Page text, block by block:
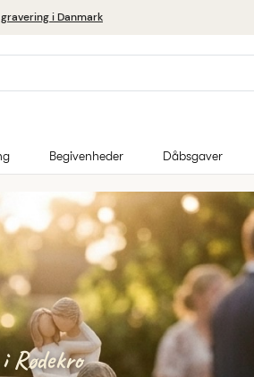
i Danmark
Begivenheder Dåbsgaver